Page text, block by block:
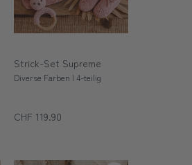
Strick-Set Supreme
Diverse Farben | 4-teilig
CHF 119.90